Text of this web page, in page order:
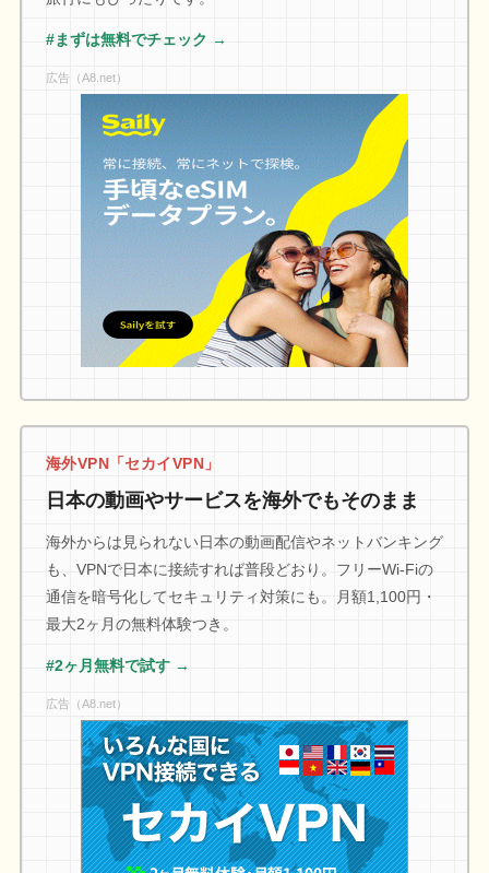
#まずは無料でチェック →
広告（A8.net）
海外VPN「セカイVPN」
日本の動画やサービスを海外でもそのまま
海外からは見られない日本の動画配信やネットバンキング
も、VPNで日本に接続すれば普段どおり。フリーWi-Fiの
通信を暗号化してセキュリティ対策にも。月額1,100円・
最大2ヶ月の無料体験つき。
#2ヶ月無料で試す →
広告（A8.net）